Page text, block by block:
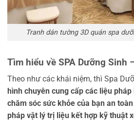
Tranh dán tường 3D quán spa
Tìm hiểu về SPA Dưỡng Sinh
Theo như các khái niệm, thì Spa
hình chuyên cung cấp các liệu
chăm sóc sức khỏe của bạn an
pháp vật lý trị liệu kết hợp kỹ thuật